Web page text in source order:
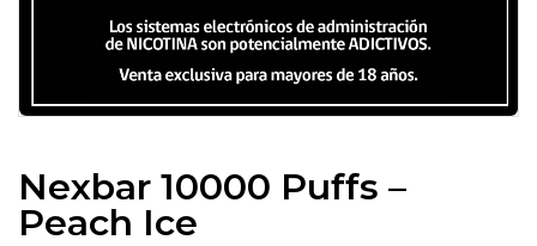
Nexbar 10000 Puffs –
Peach Ice